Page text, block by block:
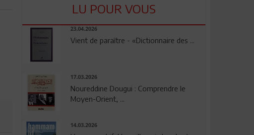
LU POUR VOUS
23.04.2026
Vient de paraître - «Dictionnaire des ...
17.03.2026
Noureddine Dougui : Comprendre le
Moyen-Orient, ...
14.03.2026